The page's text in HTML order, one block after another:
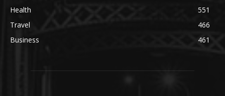
Health
551
Travel
466
Business
461